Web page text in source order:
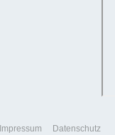
Impressum Datenschutz